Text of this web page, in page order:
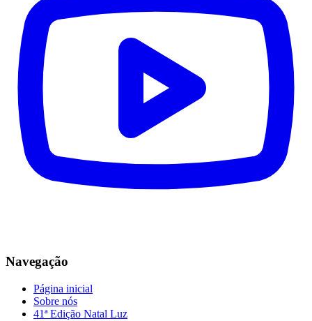
Navegação
Página inicial
Sobre nós
41ª Edição Natal Luz